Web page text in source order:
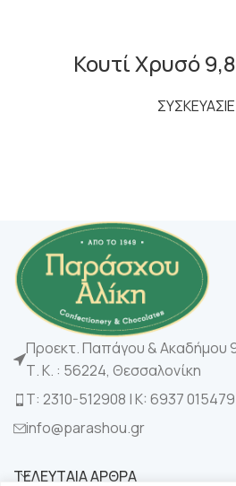
Κουτί Χρυσό
Προεκτ. Παπάγου & Ακαδήμου
Τ. Κ. : 56224, Θεσσαλονίκη
Τ: 2310-512908 | K: 6937 015479
info@parashou.gr
ΤΕΛΕΥΤΑΙΑ ΑΡΘΡΑ